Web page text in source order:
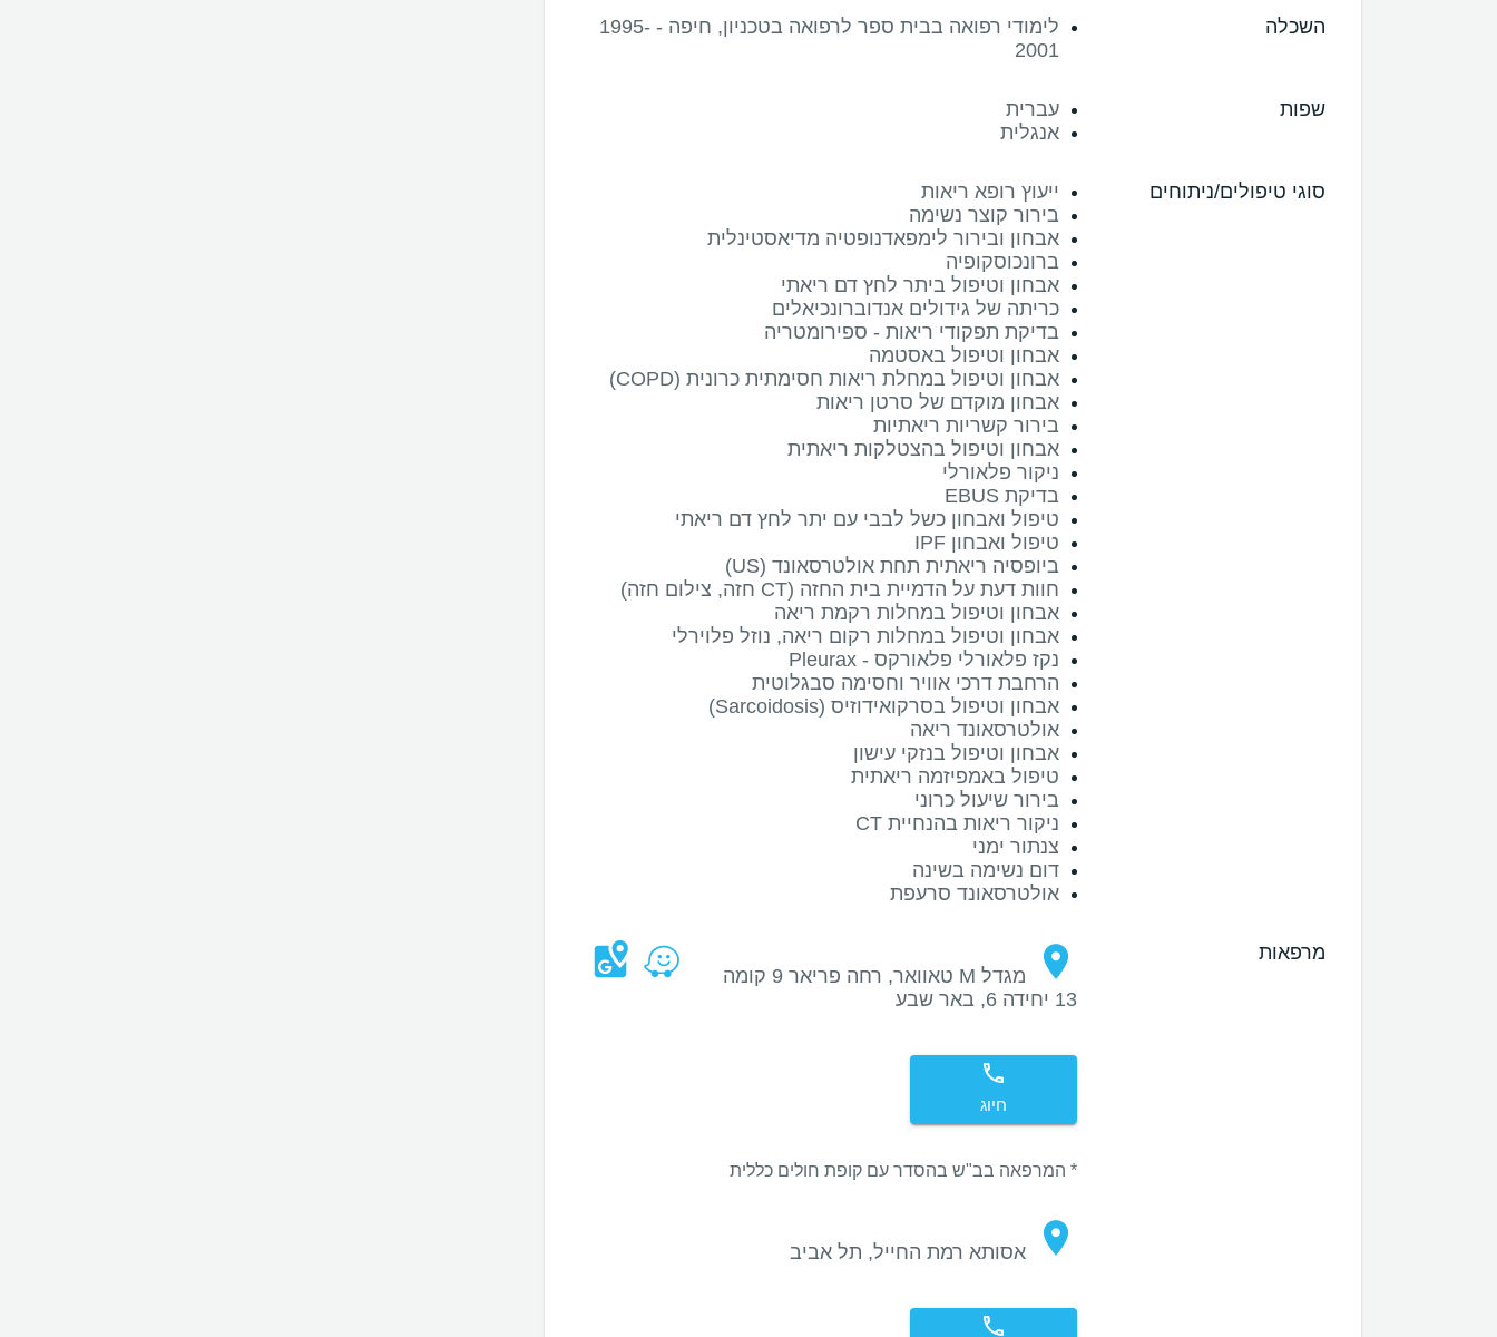
השכלה
לימודי רפואה בבית ספר לרפואה בטכניון, חיפה - 1995-
2001
שפות
עברית
אנגלית
סוגי טיפולים/ניתוחים
ייעוץ רופא ריאות
בירור קוצר נשימה
אבחון ובירור לימפאדנופטיה מדיאסטינלית
ברונכוסקופיה
אבחון וטיפול ביתר לחץ דם ריאתי
כריתה של גידולים אנדוברונכיאלים
בדיקת תפקודי ריאות - ספירומטריה
אבחון וטיפול באסטמה
אבחון וטיפול במחלת ריאות חסימתית כרונית (COPD)
אבחון מוקדם של סרטן ריאות
בירור קשריות ריאתיות
אבחון וטיפול בהצטלקות ריאתית
ניקור פלאורלי
בדיקת EBUS
טיפול ואבחון כשל לבבי עם יתר לחץ דם ריאתי
טיפול ואבחון IPF
ביופסיה ריאתית תחת אולטרסאונד (US)
חוות דעת על הדמיית בית החזה (CT חזה, צילום חזה)
אבחון וטיפול במחלות רקמת ריאה
אבחון וטיפול במחלות רקום ריאה, נוזל פלוירלי
נקז פלאורלי פלאורקס - Pleurax
הרחבת דרכי אוויר וחסימה סבגלוטית
אבחון וטיפול בסרקואידוזיס (Sarcoidosis)
אולטרסאונד ריאה
אבחון וטיפול בנזקי עישון
טיפול באמפיזמה ריאתית
בירור שיעול כרוני
ניקור ריאות בהנחיית CT
צנתור ימני
דום נשימה בשינה
אולטרסאונד סרעפת
מרפאות
מגדל M טאוואר, רחה פריאר 9 קומה
13 יחידה 6, באר שבע
חיוג
* המרפאה בב"ש בהסדר עם קופת חולים כללית
אסותא רמת החייל, תל אביב